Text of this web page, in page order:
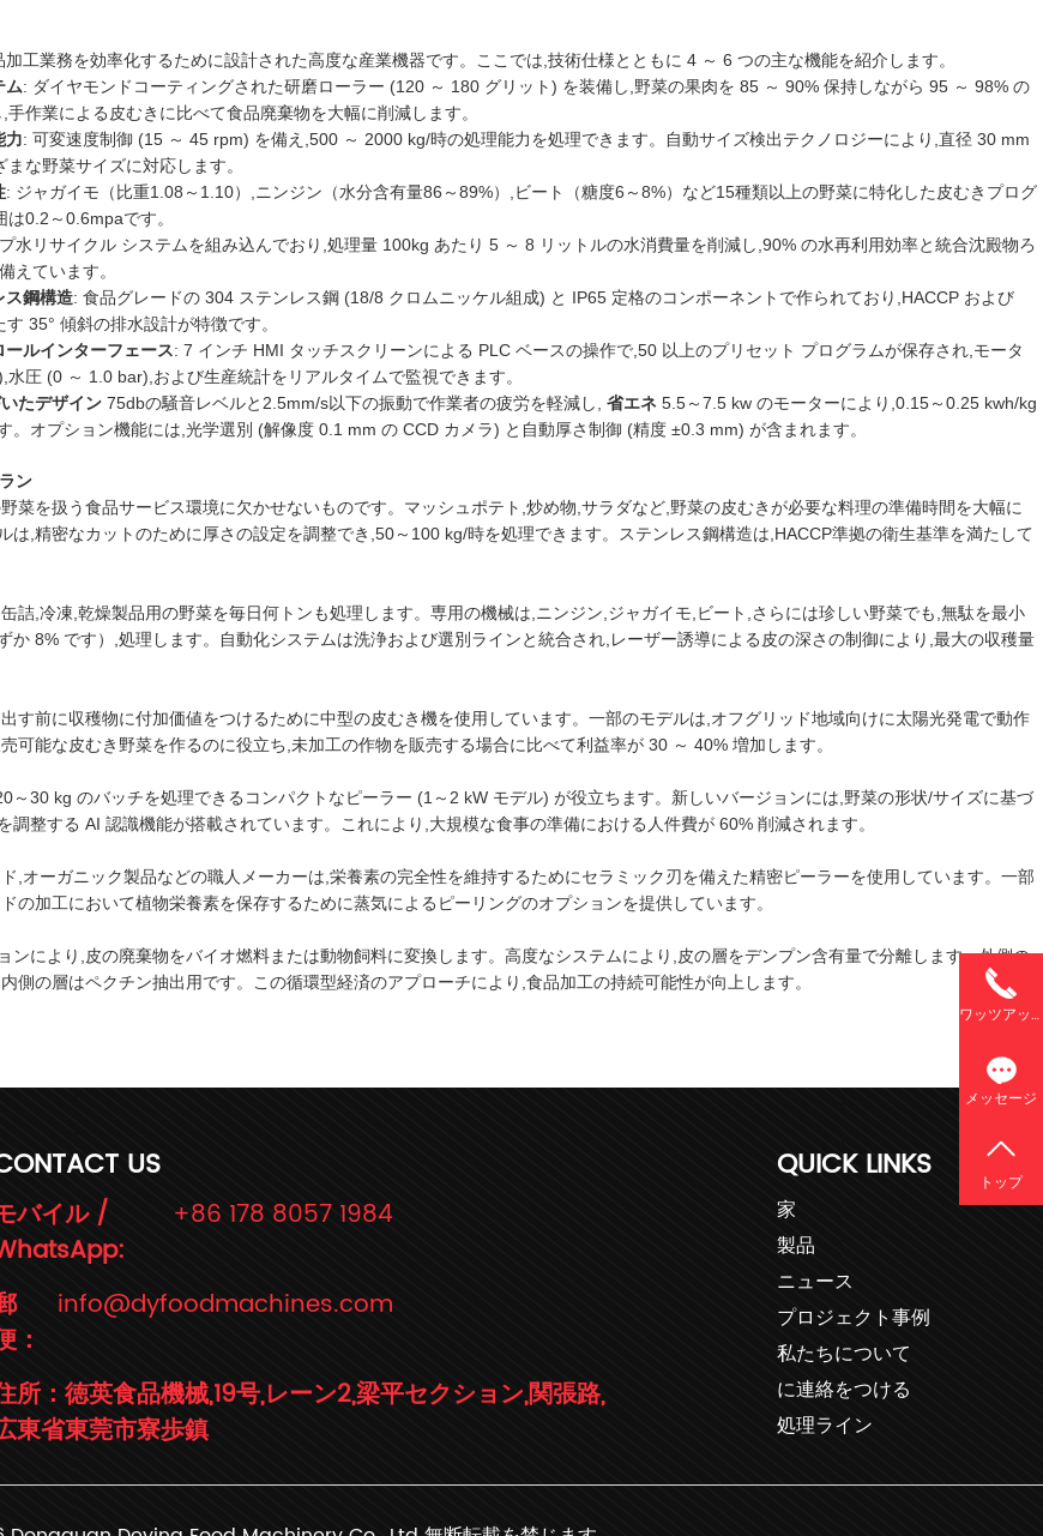
工業務を効率化するために設計された高度な産業機器です。ここでは,技術仕様とともに 4 ～ 6 つの主な機能を紹介します。
ム: ダイヤモンドコーティングされた研磨ローラー (120 ～ 180 グリット) を装備し,野菜の果肉を 85 ～ 90% 保持しながら 95 ～ 98% の
手作業による皮むきに比べて食品廃棄物を大幅に削減します。
力: 可変速度制御 (15 ～ 45 rpm) を備え,500 ～ 2000 kg/時の処理能力を処理できます。自動サイズ検出テクノロジーにより,直径 30 mm
な野菜サイズに対応します。
: ジャガイモ（比重1.08～1.10）,ニンジン（水分含有量86～89%）,ビート（糖度6～8%）など15種類以上の野菜に特化した皮むきプログ
0.2～0.6mpaです。
水リサイクル システムを組み込んでおり,処理量 100kg あたり 5 ～ 8 リットルの水消費量を削減し,90% の水再利用効率と統合沈殿物ろ
えています。
ス鋼構造: 食品グレードの 304 ステンレス鋼 (18/8 クロムニッケル組成) と IP65 定格のコンポーネントで作られており,HACCP および
35° 傾斜の排水設計が特徴です。
ールインターフェース: 7 インチ HMI タッチスクリーンによる PLC ベースの操作で,50 以上のプリセット プログラムが保存され,モータ
圧 (0 ～ 1.0 bar),および生産統計をリアルタイムで監視できます。
たデザイン75dbの騒音レベルと2.5mm/s以下の振動で作業者の疲労を軽減し, 省エネ5.5～7.5 kw のモーターにより,0.15～0.25 kwh/kg
。オプション機能には,光学選別 (解像度 0.1 mm の CCD カメラ) と自動厚さ制御 (精度 ±0.3 mm) が含まれます。
ン
菜を扱う食品サービス環境に欠かせないものです。マッシュポテト,炒め物,サラダなど,野菜の皮むきが必要な料理の準備時間を大幅に
は,精密なカットのために厚さの設定を調整でき,50～100 kg/時を処理できます。ステンレス鋼構造は,HACCP準拠の衛生基準を満たして
詰,冷凍,乾燥製品用の野菜を毎日何トンも処理します。専用の機械は,ニンジン,ジャガイモ,ビート,さらには珍しい野菜でも,無駄を最小
か 8% です）,処理します。自動化システムは洗浄および選別ラインと統合され,レーザー誘導による皮の深さの制御により,最大の収穫量
す前に収穫物に付加価値をつけるために中型の皮むき機を使用しています。一部のモデルは,オフグリッド地域向けに太陽光発電で動作
可能な皮むき野菜を作るのに役立ち,未加工の作物を販売する場合に比べて利益率が 30 ～ 40% 増加します。
～30 kg のバッチを処理できるコンパクトなピーラー (1～2 kW モデル) が役立ちます。新しいバージョンには,野菜の形状/サイズに基づ
調整する AI 認識機能が搭載されています。これにより,大規模な食事の準備における人件費が 60% 削減されます。
,オーガニック製品などの職人メーカーは,栄養素の完全性を維持するためにセラミック刃を備えた精密ピーラーを使用しています。一部
の加工において植物栄養素を保存するために蒸気によるピーリングのオプションを提供しています。
ンにより,皮の廃棄物をバイオ燃料または動物飼料に変換します。高度なシステムにより,皮の層をデンプン含有量で分離します。外側の
側の層はペクチン抽出用です。この循環型経済のアプローチにより,食品加工の持続可能性が向上します。
US
バイル /
+86 178 8057 1984
：
info@dyfoodmachines.com
所：徳英食品機械,19号,レーン2,梁平セクション,関張路,
東省東莞市寮歩鎮
QUICK LINKS
家
製品
ニュース
プロジェクト事例
私たちについて
に連絡をつける
処理ライン
ワッツアップ
メッセージ
トップ